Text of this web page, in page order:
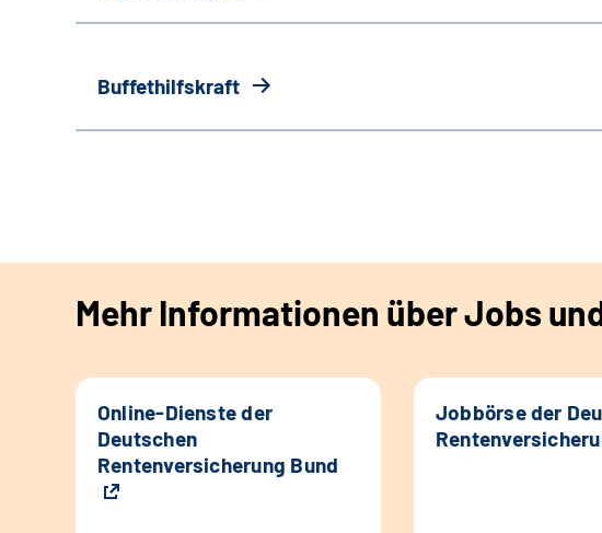
Buffethilfskraft
Mehr Informationen über Jobs
Online-Dienste der
Deutschen
Rentenversicherung Bund
Jobbörse der